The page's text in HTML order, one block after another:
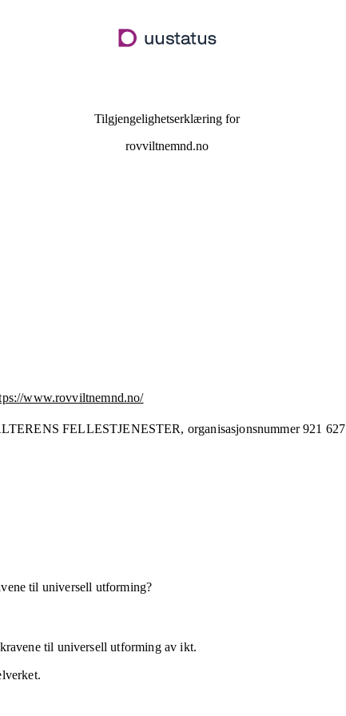
hovedinnhold
Tilgjengelighetserklæring for
rovviltnemnd.no
www.rovviltnemnd.no/
FELLESTJENESTER, organisasjonsnummer 921
til universell utforming?
til universell utforming av ikt.